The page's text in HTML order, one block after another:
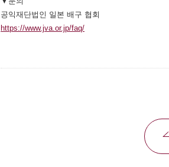
공익재단법인 일본 배구 협회
https://www.jva.or.jp/faq/